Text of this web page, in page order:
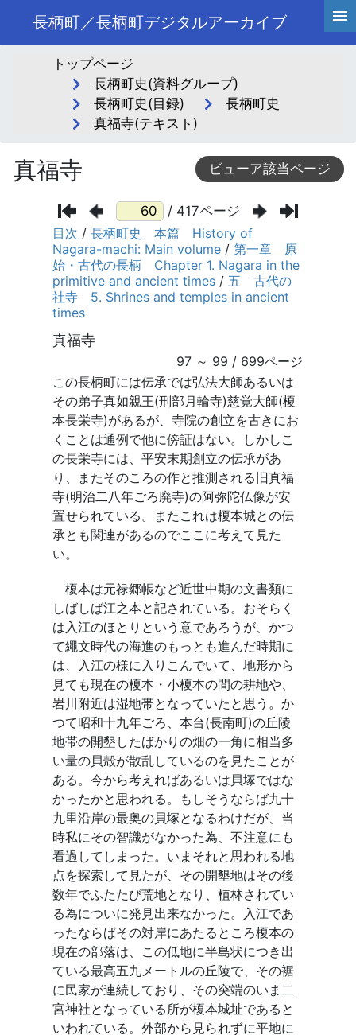
長柄町／長柄町デジタルアーカイブ
トップページ
長柄町史(資料グループ)
長柄町史(目録)
長柄町史
真福寺(テキスト)
真福寺 ビューア該当ページ
/ 417ページ